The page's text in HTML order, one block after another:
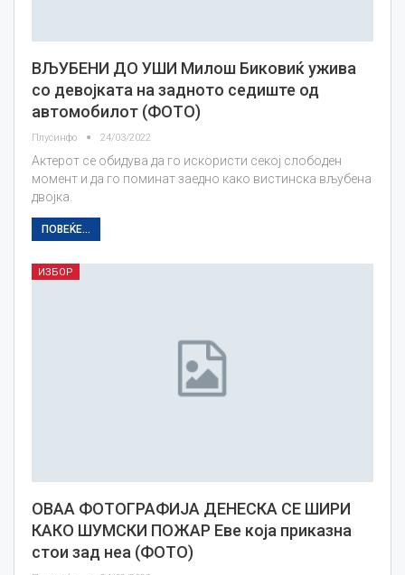
ВЉУБЕНИ ДО УШИ Милош Биковиќ ужива
со девојката на задното седиште од
автомобилот (ФОТО)
Плусинфо 24/03/2022
Актерот се обидува да го искористи секој слободен
момент и да го поминат заедно како вистинска вљубена
двојка.
ПОВЕЌЕ...
ИЗБОР
ОВАА ФОТОГРАФИЈА ДЕНЕСКА СЕ ШИРИ
КАКО ШУМСКИ ПОЖАР Еве која приказна
стои зад неа (ФОТО)